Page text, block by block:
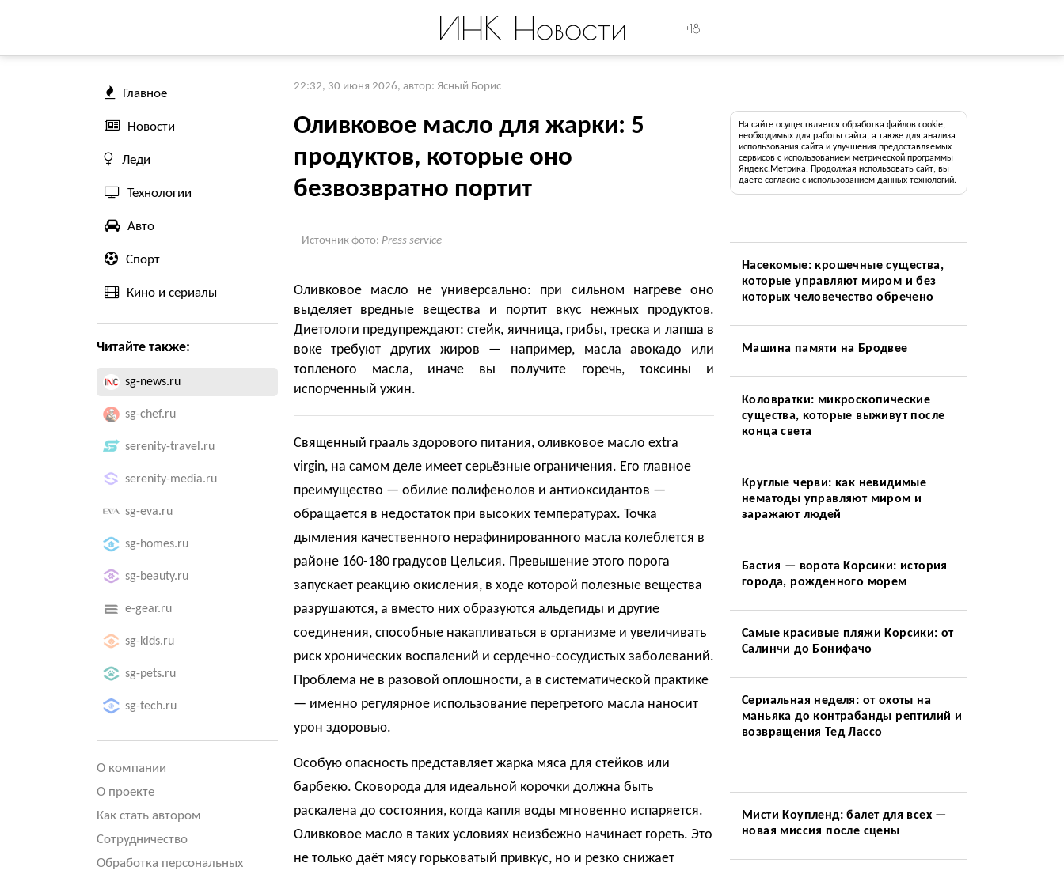
ИНК Новости +18
Главное
Новости
Леди
Технологии
Авто
Спорт
Кино и сериалы
Читайте также:
sg-news.ru
sg-chef.ru
serenity-travel.ru
serenity-media.ru
sg-eva.ru
sg-homes.ru
sg-beauty.ru
e-gear.ru
sg-kids.ru
sg-pets.ru
sg-tech.ru
О компании
О проекте
Как стать автором
Сотрудничество
Обработка персональных
22:32, 30 июня 2026, автор: Ясный Борис
Оливковое масло для жарки: 5
продуктов, которые оно
безвозвратно портит
Источник фото: Press service
Оливковое масло не универсально: при сильном нагреве оно
выделяет вредные вещества и портит вкус нежных продуктов.
Диетологи предупреждают: стейк, яичница, грибы, треска и лапша в
воке требуют других жиров — например, масла авокадо или
топленого масла, иначе вы получите горечь, токсины и
испорченный ужин.
Священный грааль здорового питания, оливковое масло extra
virgin, на самом деле имеет серьёзные ограничения. Его главное
преимущество — обилие полифенолов и антиоксидантов —
обращается в недостаток при высоких температурах. Точка
дымления качественного нерафинированного масла колеблется в
районе 160-180 градусов Цельсия. Превышение этого порога
запускает реакцию окисления, в ходе которой полезные вещества
разрушаются, а вместо них образуются альдегиды и другие
соединения, способные накапливаться в организме и увеличивать
риск хронических воспалений и сердечно-сосудистых заболеваний.
Проблема не в разовой оплошности, а в систематической практике
— именно регулярное использование перегретого масла наносит
урон здоровью.
Особую опасность представляет жарка мяса для стейков или
барбекю. Сковорода для идеальной корочки должна быть
раскалена до состояния, когда капля воды мгновенно испаряется.
Оливковое масло в таких условиях неизбежно начинает гореть. Это
не только даёт мясу горьковатый привкус, но и резко снижает
На сайте осуществляется обработка файлов cookie,
необходимых для работы сайта, а также для анализа
использования сайта и улучшения предоставляемых
сервисов с использованием метрической программы
Яндекс.Метрика. Продолжая использовать сайт, вы
даете согласие с использованием данных технологий.
Насекомые: крошечные существа,
которые управляют миром и без
которых человечество обречено
Машина памяти на Бродвее
Коловратки: микроскопические
существа, которые выживут после
конца света
Круглые черви: как невидимые
нематоды управляют миром и
заражают людей
Бастия — ворота Корсики: история
города, рожденного морем
Самые красивые пляжи Корсики: от
Салинчи до Бонифачо
Сериальная неделя: от охоты на
маньяка до контрабанды рептилий и
возвращения Тед Лассо
Мисти Коупленд: балет для всех —
новая миссия после сцены